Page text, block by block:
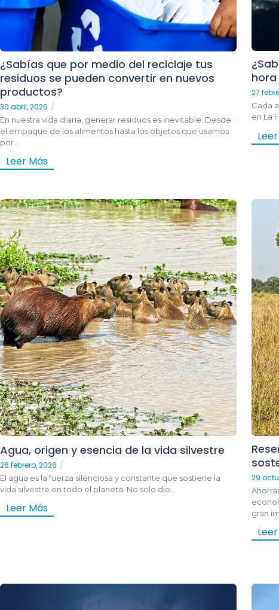
¿Sabías que por medio del reciclaje tus
residuos se pueden convertir en nuevos
productos?
30 abril, 2026 /
En nuestra vida diaria, generar residuos es inevitable. Desde
el empaque de los alimentos hasta los objetos que usamos
por...
Leer Más
27
Cada
en La
Agua, origen y esencia de la vida silvestre
26 febrero, 2026 /
El agua es la fuerza silenciosa y constante que sostiene la
vida silvestre en todo el planeta. No solo dio...
Leer Más
29
gran